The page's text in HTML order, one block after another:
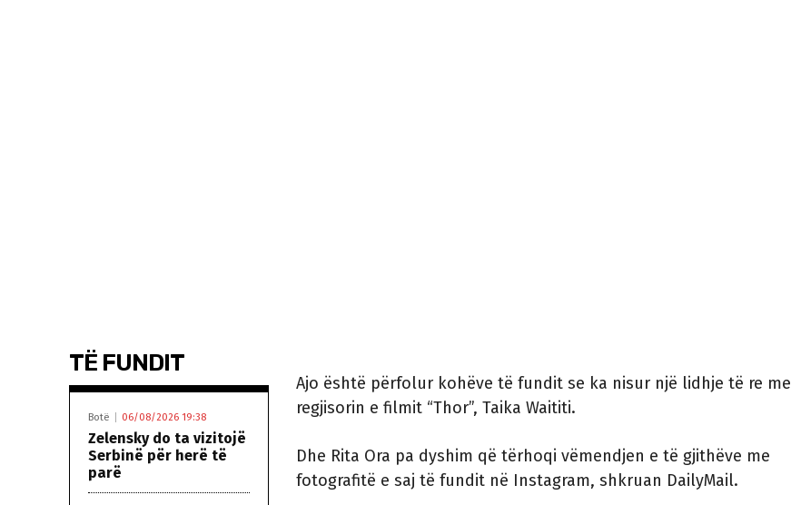
TË FUNDIT
Botë 06/08/2026 19:38
Zelensky do ta vizitojë
Serbinë për herë të
parë
Ajo është përfolur kohëve të fundit se ka nisur një lidhje të re me
regjisorin e filmit “Thor”, Taika Waititi.
Dhe Rita Ora pa dyshim që tërhoqi vëmendjen e të gjithëve me
fotografitë e saj të fundit në Instagram, shkruan DailyMail.